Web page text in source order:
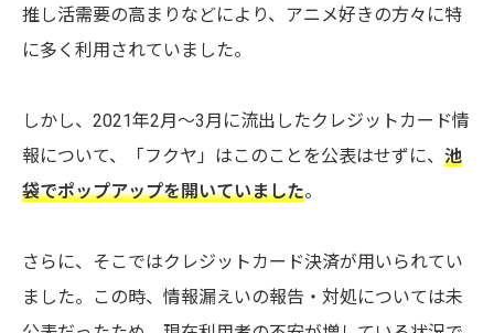
推し活需要の高まりなどにより、アニメ好きの方々に特
に多く利用されていました。
しかし、2021年2月～3月に流出したクレジットカード情
報について、「フクヤ」はこのことを公表はせずに、 池
袋でポップアップを開いていました。
さらに、そこではクレジットカード決済が用いられてい
ました。この時、情報漏えいの報告・対処については未